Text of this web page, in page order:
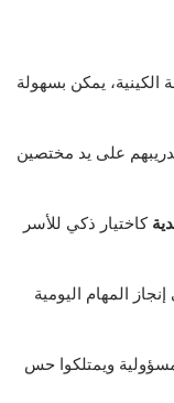
يمكن بسهولة
على يد مختصين
كاختيار ذكي للأسر
المهام اليومية
ويمتلكوا حس